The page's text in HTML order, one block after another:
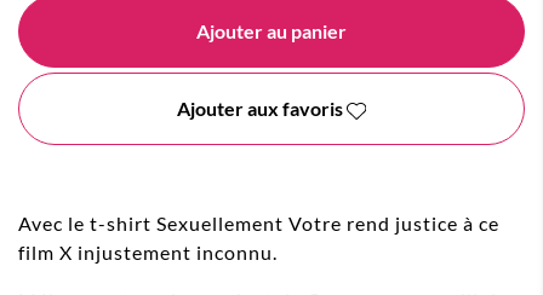
Ajouter au panier
Ajouter aux favoris
Avec le t-shirt Sexuellement Votre rend justice à ce
film X injustement inconnu.